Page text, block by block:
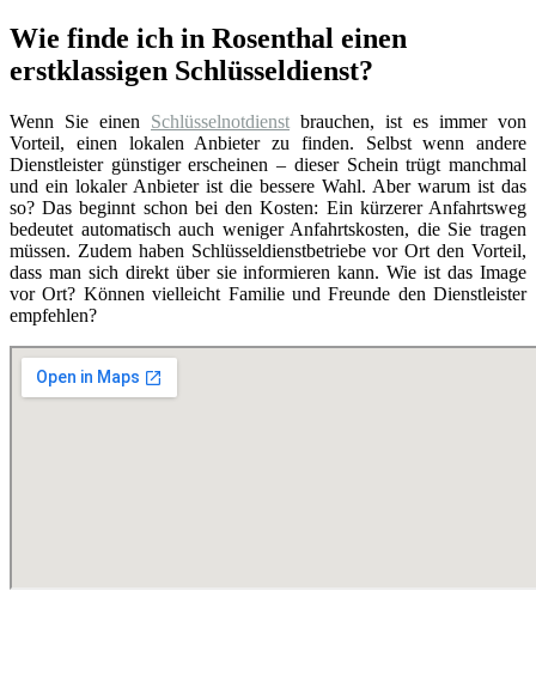
Wie finde ich in Rosenthal einen
erstklassigen Schlüsseldienst?
Wenn Sie einen Schlüsselnotdienst brauchen, ist es immer von
Vorteil, einen lokalen Anbieter zu finden. Selbst wenn andere
Dienstleister günstiger erscheinen – dieser Schein trügt manchmal
und ein lokaler Anbieter ist die bessere Wahl. Aber warum ist das
so? Das beginnt schon bei den Kosten: Ein kürzerer Anfahrtsweg
bedeutet automatisch auch weniger Anfahrtskosten, die Sie tragen
müssen. Zudem haben Schlüsseldienstbetriebe vor Ort den Vorteil,
dass man sich direkt über sie informieren kann. Wie ist das Image
vor Ort? Können vielleicht Familie und Freunde den Dienstleister
empfehlen?